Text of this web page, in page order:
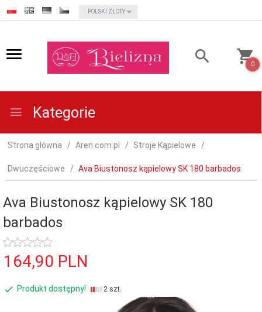
currency_h
POLSKI ZŁOTY
0
Kategorie
Strona główna Aren.com.pl Stroje Kąpielowe
Dwuczęściowe Ava Biustonosz kąpielowy SK 180 barbados
Ava Biustonosz kąpielowy SK 180
barbados
164,90 PLN
Produkt dostępny! 2 szt.